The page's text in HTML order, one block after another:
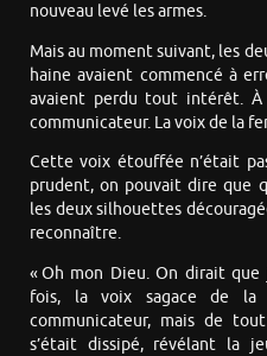
nouveau levé les armes.
Mais au moment suivant, les
haine avaient commencé à
avaient perdu tout intérêt.
communicateur. La voix de la
Cette voix étouffée n’était
prudent, on pouvait dire que
les deux silhouettes
reconnaître.
« Oh mon Dieu. On dirait que
fois, la voix sagace de
communicateur, mais de
s’était dissipé, révélant la